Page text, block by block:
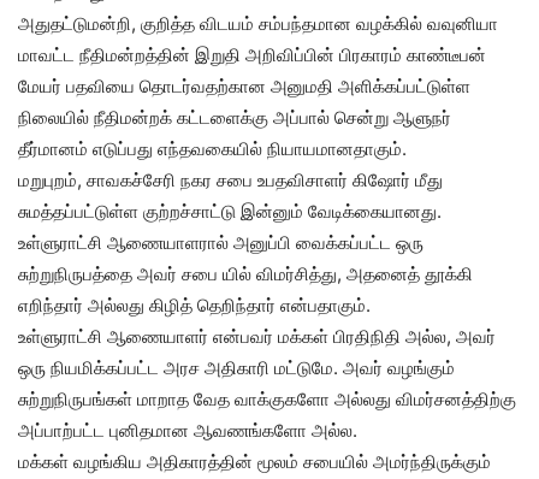
அதுதட்டுமன்றி, குறித்த விடயம் சம்பந்தமான வழக்கில் வவுனியா
மாவட்ட நீதிமன்றத்தின் இறுதி அறிவிப்பின் பிரகாரம் காண்டீபன்
மேயர் பதவியை தொடர்வதற்கான அனுமதி அளிக்கப்பட்டுள்ள
நிலையில் நீதிமன்றக் கட்டளைக்கு அப்பால் சென்று ஆளுநர்
தீர்மானம் எடுப்பது எந்தவகையில் நியாயமானதாகும்.
மறுபுறம், சாவகச்சேரி நகர சபை உபதவிசாளர் கிஷோர் மீது
சுமத்தப்பட்டுள்ள குற்றச்சாட்டு இன்னும் வேடிக்கையானது.
உள்ளுராட்சி ஆணையாளரால் அனுப்பி வைக்கப்பட்ட ஒரு
சுற்றுநிருபத்தை அவர் சபை யில் விமர்சித்து, அதனைத் தூக்கி
எறிந்தார் அல்லது கிழித் தெறிந்தார் என்பதாகும்.
உள்ளுராட்சி ஆணையாளர் என்பவர் மக்கள் பிரதிநிதி அல்ல, அவர்
ஒரு நியமிக்கப்பட்ட அரச அதிகாரி மட்டுமே. அவர் வழங்கும்
சுற்றுநிருபங்கள் மாறாத வேத வாக்குகளோ அல்லது விமர்சனத்திற்கு
அப்பாற்பட்ட புனிதமான ஆவணங்களோ அல்ல.
மக்கள் வழங்கிய அதிகாரத்தின் மூலம் சபையில் அமர்ந்திருக்கும்